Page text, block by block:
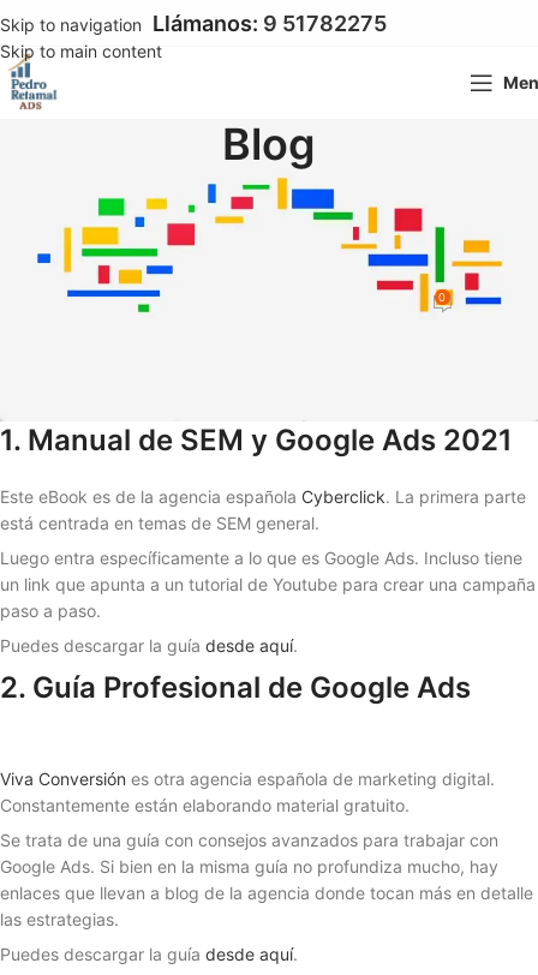
Skip to navigation
Skip to main content
Llámanos: 9 51782275
Blog
GOOGLE ADS
Aprende Google Ads Gratis con
estos eBooks
Pedro Pablo Retamal On 13 octubre 2021 0
1. Manual de SEM y Google Ads 2021
Este eBook es de la agencia española Cyberclick. La primera parte
está centrada en temas de SEM general.
Luego entra específicamente a lo que es Google Ads. Incluso tiene
un link que apunta a un tutorial de Youtube para crear una campaña
paso a paso.
Puedes descargar la guía desde aquí.
2. Guía Profesional de Google Ads
Viva Conversión es otra agencia española de marketing digital.
Constantemente están elaborando material gratuito.
Se trata de una guía con consejos avanzados para trabajar con
Google Ads. Si bien en la misma guía no profundiza mucho, hay
enlaces que llevan a blog de la agencia donde tocan más en detalle
las estrategias.
Puedes descargar la guía desde aquí.